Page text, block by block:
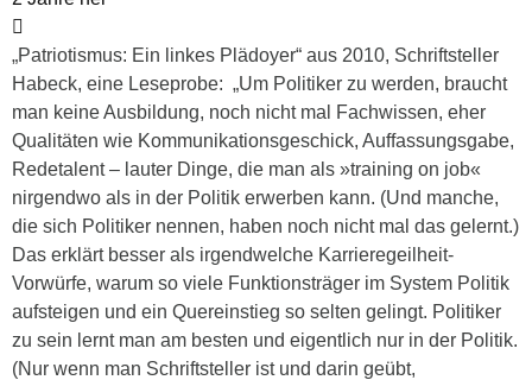
„Patriotismus: Ein linkes Plädoyer“ aus 2010, Schriftsteller
Habeck, eine Leseprobe: „Um Politiker zu werden, braucht
man keine Ausbildung, noch nicht mal Fachwissen, eher
Qualitäten wie Kommunikationsgeschick, Auffassungsgabe,
Redetalent – lauter Dinge, die man als »training on job«
nirgendwo als in der Politik erwerben kann. (Und manche,
die sich Politiker nennen, haben noch nicht mal das gelernt.)
Das erklärt besser als irgendwelche Karrieregeilheit-
Vorwürfe, warum so viele Funktionsträger im System Politik
aufsteigen und ein Quereinstieg so selten gelingt. Politiker
zu sein lernt man am besten und eigentlich nur in der Politik.
(Nur wenn man Schriftsteller ist und darin geübt,